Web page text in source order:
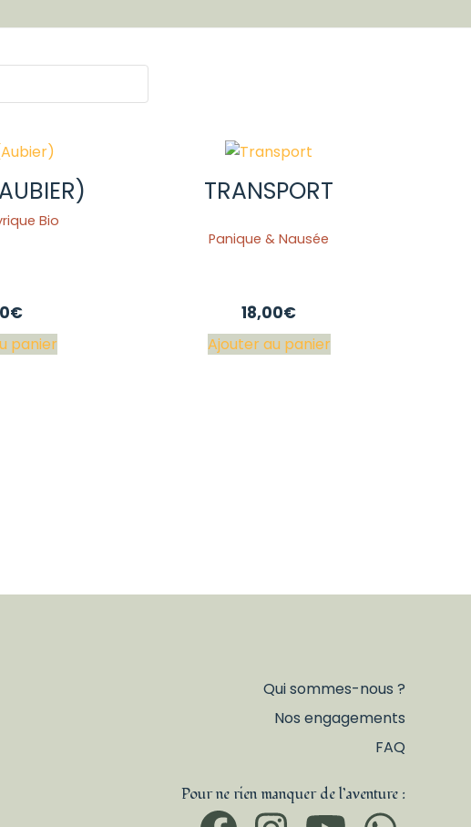
Bio
€
panier
TRANSPORT
Panique & Nausée
18,00€
Ajouter au panier
Qui sommes-nous ?
Nos engagements
FAQ
Pour ne rien manquer de l’aventure :